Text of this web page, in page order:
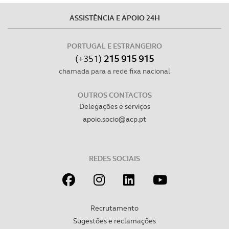
O ACP garantirá que as transferências internacionais de
dados pessoais serão realizadas apenas com o seu
consentimento e quando tal se afigure estritamente
Realçamos que o bloqueio de certo tipo de Cookies e
tecnologias similares pode ter impacto na sua
ASSISTÊNCIA E APOIO 24H
PORTUGAL E ESTRANGEIRO
(+351) 215 915 915
chamada para a rede fixa nacional
OUTROS CONTACTOS
Delegações e serviços
apoio.socio@acp.pt
REDES SOCIAIS
Recrutamento
Sugestões e reclamações